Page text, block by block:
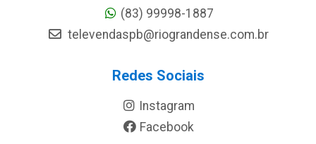
(83) 99998-1887
televendaspb@riograndense.com.br
Redes Sociais
Instagram
Facebook